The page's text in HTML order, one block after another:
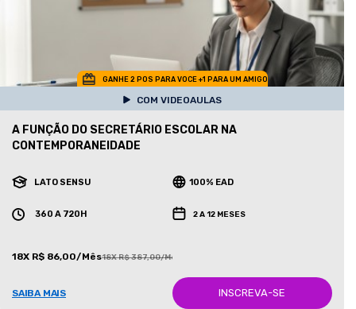
GANHE 2 POS PARA VOCE +1 PARA UM AMIGO
COM VIDEOAULAS
A FUNÇÃO DO SECRETÁRIO ESCOLAR NA
CONTEMPORANEIDADE
LATO SENSU 100% EAD
360 A 720H 2 A 12 MESES
18X R$ 86,00/Mês18X R$ 387,00/Mês
SAIBA MAIS INSCREVA-SE